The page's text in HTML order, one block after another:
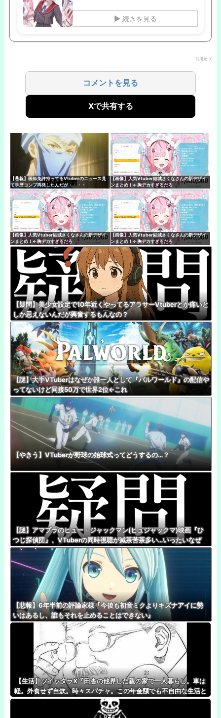
▶ 続きを見る
引用元: X
コメントを見る
Xで共有する
【悲報】医師免許持ってるVtuberのニュース見
て学歴コンプ再発したんだが・・・・
【画像】人気Vtuber結城さくなさんの新デザイ
ンまとめ！←胸デカすぎるだろ
【画像】人気Vtuber結城さくなさんの新デザイ
ンまとめ！←胸デカすぎるだろ
【画像】人気Vtuber結城さくなさんの新デザイ
ンまとめ！←胸デカすぎるだろ
【疑問】美少女設定で10年近くやってるアラサーVtuberとか痛いと
しか思えないんだが興奮するもんなの？
【謎】大手VTuberはなぜか誰一人として『パルワールド』の配信や
ってないけど同接50万で世界2位←これ
【やきう】VTuberが野球の始球式ってどうするの…？
【謎】アマプラのヒュー・ジャックマン(ヒュジャックマ)映画『ひ
つじ探偵団』、VTuberの同時視聴が滅茶苦茶多い…いったいなぜ
【悲報】6年半前の評論家様『今後も初音ミクよりキズナアイに勢
いはあるし、誰もそれを止めることはできない』
【生活】ツイッタラX『田舎の他界した親の家で一人暮らし。車は
軽。外食せず自炊。時々スパチャ。この年金額でも不自由な生活と
は思ってないです』